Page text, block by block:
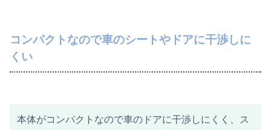
コンパクトなので車のシートやドアに干渉しに
くい
本体がコンパクトなので車のドアに干渉しにくく、ス